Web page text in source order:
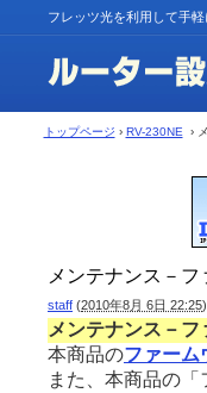
フレッツ光を利用して手
トップページ › RV-230NE ›
メンテナンス－
staff (2010年8月 6日 22:25)
メンテナンス－
本商品のファーム
また、本商品の